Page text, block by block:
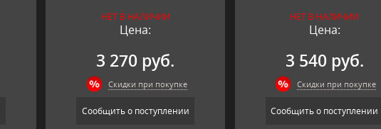
НЕТ В НАЛИЧИИ
Цена:
3 270 руб.
Скидки при покупке
Сообщить о поступлении
НЕТ В НАЛИЧИИ
Цена:
3 540 руб.
Скидки при покупке
Сообщить о поступлении